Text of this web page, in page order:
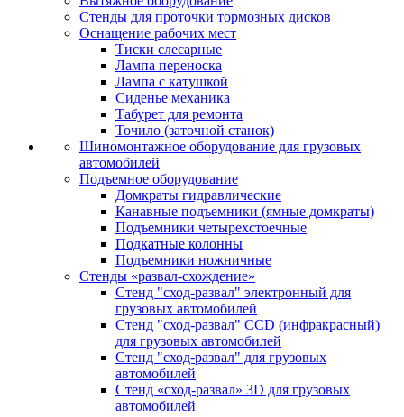
Стенды для проточки тормозных дисков
Оснащение рабочих мест
Тиски слесарные
Лампа переноска
Лампа с катушкой
Сиденье механика
Табурет для ремонта
Точило (заточной станок)
Шиномонтажное оборудование для грузовых
автомобилей
Подъемное оборудование
Домкраты гидравлические
Канавные подъемники (ямные домкраты)
Подъемники четырехстоечные
Подкатные колонны
Подъемники ножничные
Стенды «развал-схождение»
Стенд "сход-развал" электронный для
грузовых автомобилей
Стенд "сход-развал" CCD (инфракрасный)
для грузовых автомобилей
Стенд "сход-развал" для грузовых
автомобилей
Стенд «сход-развал» 3D для грузовых
автомобилей